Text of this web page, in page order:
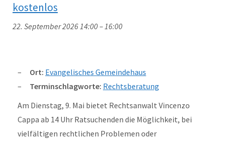
kostenlos
22. September 2026 14:00–16:00
Ort: Evangelisches Gemeindehaus
Terminschlagworte: Rechtsberatung
Am Dienstag, 9. Mai bietet Rechtsanwalt Vincenzo
Cappa ab 14 Uhr Ratsuchenden die Möglichkeit, bei
vielfältigen rechtlichen Problemen oder